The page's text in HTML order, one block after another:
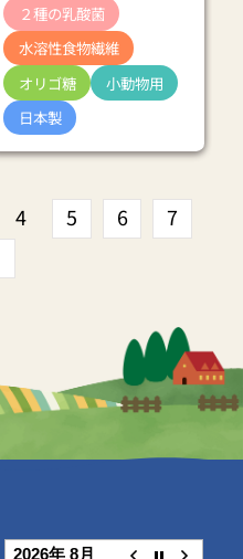
２種の乳酸菌
水溶性食物繊維
オリゴ糖
小動物用
日本製
4 5 6
7
2026年 8月